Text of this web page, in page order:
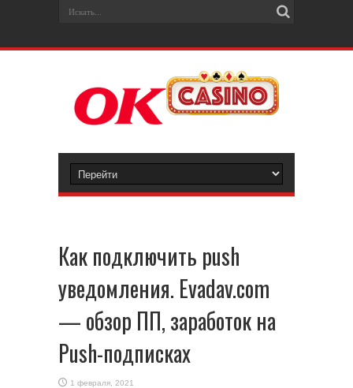
Как подключить push
уведомления. Evadav.com
— обзор ПП, заработок на
Push-подписках
1 февраля, 2021